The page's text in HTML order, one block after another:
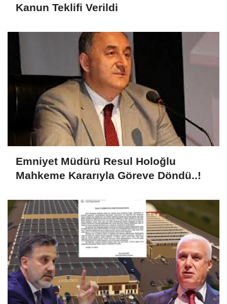
Kanun Teklifi Verildi
Emniyet Müdürü Resul Holoğlu
Mahkeme Kararıyla Göreve Döndü..!